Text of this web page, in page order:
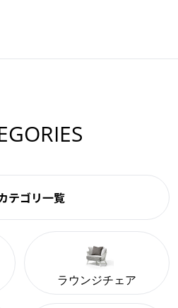
テゴリ一覧
ラウンジチェア